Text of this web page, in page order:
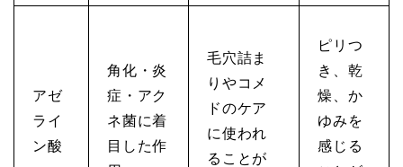
アゼ
ライ
ン酸
角化・炎
症・アク
ネ菌に着
目した作
毛穴詰ま
りやコメ
ドのケア
に使われ
ることが
ピリつ
き、乾
燥、か
ゆみを
感じる